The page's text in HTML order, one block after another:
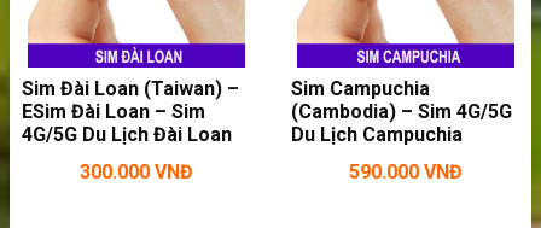
lịch nước ngoài
Isle of Manlà một hòn đảo đơn lẻ nằm trên
biển Irish, dân số khoảng 84.000 người. Khách
du lịch có thể đến đây bằng các chuyến bay
xuất phát từ Anh hoặc đi tàu cao tốc từ
Sim Đài Loan (Taiwan) –
ESim Đài Loan – Sim
4G/5G Du Lịch Đài Loan
300.000 VNĐ
Sim Campuchia
(Cambodia) – Sim 4G/5G
Du Lịch Campuchia
590.000 VNĐ